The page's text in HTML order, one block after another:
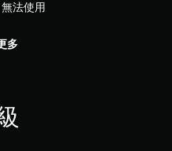
無法使用
多